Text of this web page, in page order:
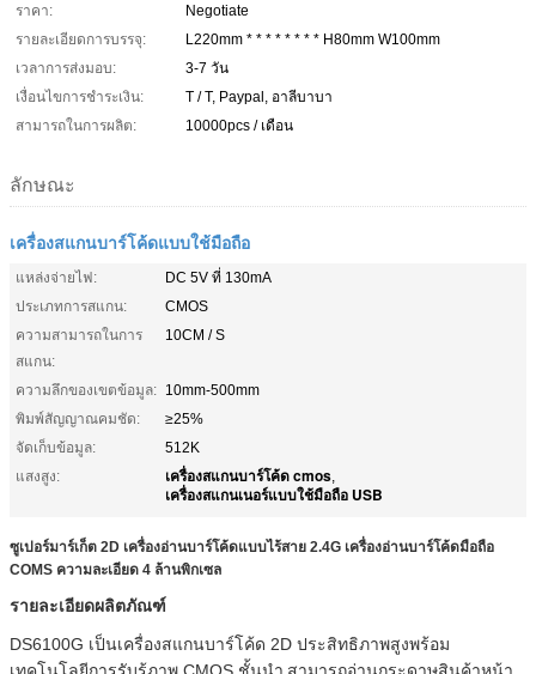
ราคา:
Negotiate
รายละเอียดการบรรจุ:
L220mm * * * * * * * * H80mm W100mm
เวลาการส่งมอบ:
3-7 วัน
เงื่อนไขการชำระเงิน:
T / T, Paypal, อาลีบาบา
สามารถในการผลิต:
10000pcs / เดือน
ลักษณะ
เครื่องสแกนบาร์โค้ดแบบใช้มือถือ
แหล่งจ่ายไฟ:
DC 5V ที่ 130mA
ประเภทการสแกน:
CMOS
ความสามารถในการ
สแกน:
10CM / S
ความลึกของเขตข้อมูล: 10mm-500mm
พิมพ์สัญญาณคมชัด:
≥25%
จัดเก็บข้อมูล:
512K
แสงสูง:
เครื่องสแกนบาร์โค้ด cmos,
เครื่องสแกนเนอร์แบบใช้มือถือ USB
ซูเปอร์มาร์เก็ต 2D เครื่องอ่านบาร์โค้ดแบบไร้สาย 2.4G เครื่องอ่านบาร์โค้ดมือถือ
COMS ความละเอียด 4 ล้านพิกเซล
รายละเอียดผลิตภัณฑ์
DS6100G เป็นเครื่องสแกนบาร์โค้ด 2D ประสิทธิภาพสูงพร้อม